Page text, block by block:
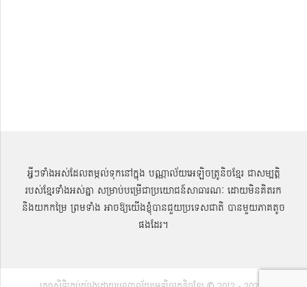
អ្វីៗទាំងអស់ដែលតម្កល់ទុកនៅក្នុង បណ្ណាល័យអេឡិចត្រូនិចខ្មែរ ជាសម្បតិ្ត
របស់ខ្មែរទាំងអស់គ្នា សម្រាប់បម្រើជាប្រយោជន៍សាធារណៈ ដោយមិនគិតរក
និងយកកម្រៃ ព្រមទាំង អាចឱ្យយើងខ្ញុំបានជួយប្រទេសជាតិ បានមួយភាគតូច
ផងដែរ។